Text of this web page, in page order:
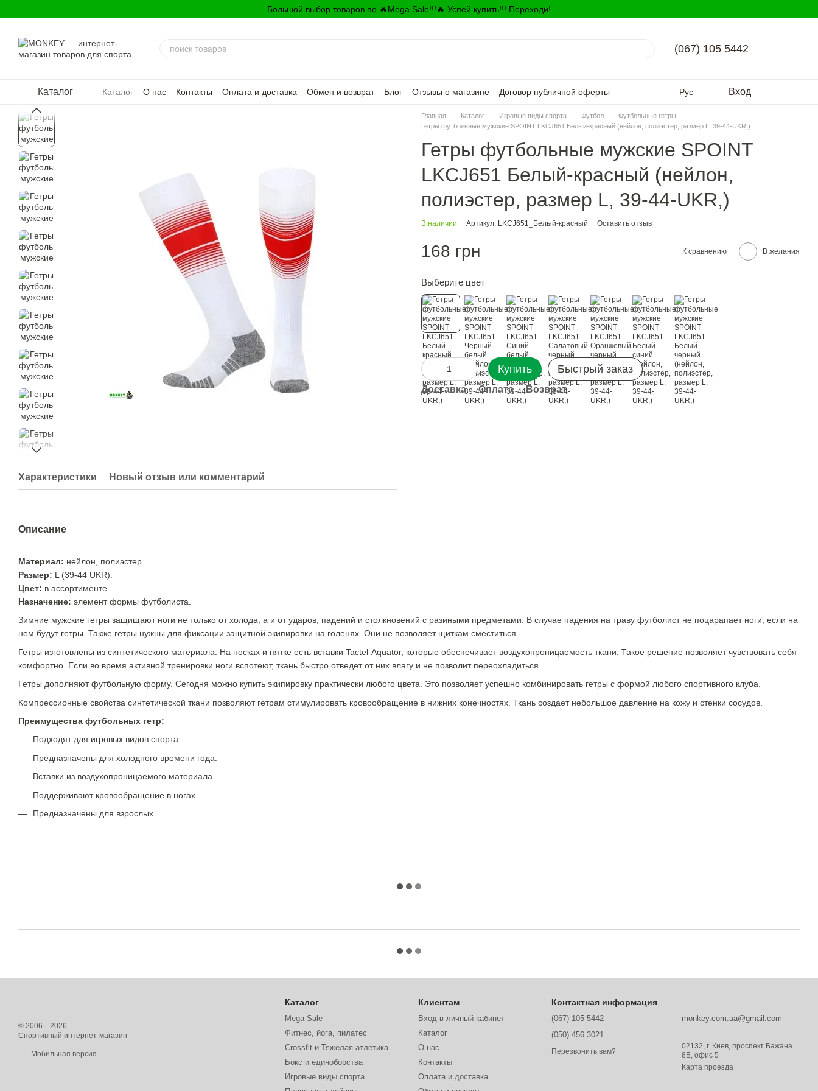
Большой выбор товаров по 🔥Mega Sale!!!🔥 Успей купить!!! Переходи!
(067) 105 5442
Каталог Каталог О нас Контакты Оплата и доставка Обмен и возврат Блог Отзывы о магазине
Договор публичной оферты
Рус Вход
Характеристики Новый отзыв или комментарий
Главная Каталог Игровые виды спорта Футбол
Футбольные гетры
Гетры футбольные мужские SPOINT LKCJ651 Белый-красный (нейлон, полиэстер, размер L, 39-44-UKR,)
Гетры футбольные мужские SPOINT
LKCJ651 Белый-красный (нейлон,
полиэстер, размер L, 39-44-UKR,)
В наличии Артикул: LKCJ651_Белый-красный Оставить отзыв
168 грн К сравнению В желания
Выберите цвет
Купить Быстрый заказ
Доставка Оплата Возврат
Описание
Материал: нейлон, полиэстер.
Размер: L (39-44 UKR)
Цвет: в ассортименте.
Назначение: элемент формы футболиста.
Зимние мужские гетры защищают ноги не только от холода, а и от ударов, падений и столкновений с разиными предметами. В случае падения на траву футболист не поцарапает ноги, если на
нем будут гетры. Также гетры нужны для фиксации защитной экипировки на голенях. Они не позволяет щиткам сместиться.
Гетры изготовлены из синтетического материала. На носках и пятке есть вставки Tactel-Aquator, которые обеспечивает воздухопроницаемость ткани. Такое решение позволяет чувствовать себя
комфортно. Если во время активной тренировки ноги вспотеют, ткань быстро отведет от них влагу и не позволит переохладиться.
Гетры дополняют футбольную форму. Сегодня можно купить экипировку практически любого цвета. Это позволяет успешно комбинировать гетры с формой любого спортивного клуба.
Компрессионные свойства синтетической ткани позволяют гетрам стимулировать кровообращение в нижних конечностях. Ткань создает небольшое давление на кожу и стенки сосудов.
Преимущества футбольных гетр:
Подходят для игровых видов спорта.
Предназначены для холодного времени года.
Вставки из воздухопроницаемого материала.
Поддерживают кровообращение в ногах.
Предназначены для взрослых.
© 2006—2026
Спортивный интернет-магазин
Мобильная версия
Каталог
Mega Sale
Фитнес, йога, пилатес
Crossfit и Тяжелая атлетика
Бокс и единоборства
Игровые виды спорта
Клиентам
Вход в личный кабинет
Каталог
О нас
Контакты
Оплата и доставка
Контактная информация
(067) 105 5442
(050) 456 3021
Перезвонить вам?
monkey.com.ua@gmail.com
02132, г. Киев, проспект Бажана
8Б, офис 5
Карта проезда